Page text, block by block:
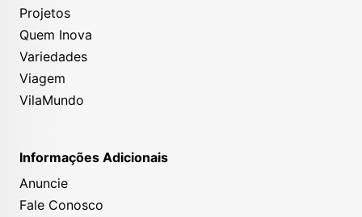
Projetos
Quem Inova
Variedades
Viagem
VilaMundo
Informações Adicionais
Anuncie
Fale Conosco